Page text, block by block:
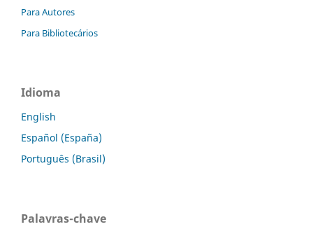
Para Autores
Para Bibliotecários
Idioma
English
Español (España)
Português (Brasil)
Palavras-chave